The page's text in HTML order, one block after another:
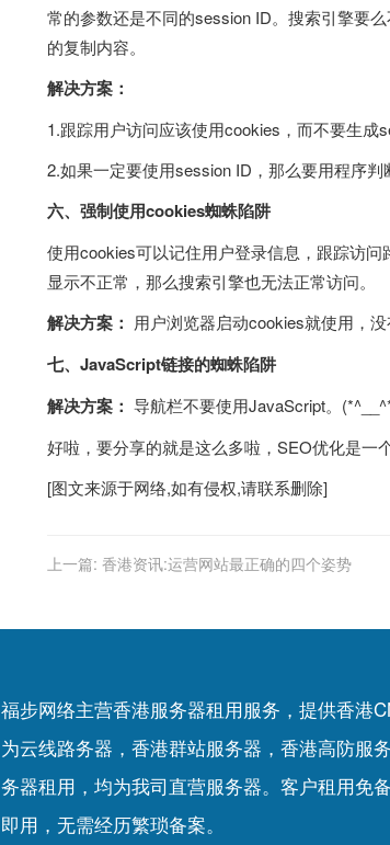
常的参数还是不同的session ID。搜索引擎要
的复制内容。
解决方案：
1.跟踪用户访问应该使用cookies，而不要生成
2.如果一定要使用session ID，那么要用程序判
六、强制使用cookies蜘蛛陷阱
使用cookies可以记住用户登录信息，跟踪访
显示不正常，那么搜索引擎也无法正常访问。
解决方案： 用户浏览器启动cookies就使用，没
七、JavaScript链接的蜘蛛陷阱
解决方案： 导航栏不要使用JavaScript。
好啦，要分享的就是这么多啦，SEO优化是一
[图文来源于网络,如有侵权,请联系删除]
上一篇: 香港资讯:运营网站最正确的四个姿势
福步网络主营香港服务器租用服务，提供香港
为云线路务器，香港群站服务器，香港高防服
务器租用，均为我司直营服务器。客户租用免
即用，无需经历繁琐备案。